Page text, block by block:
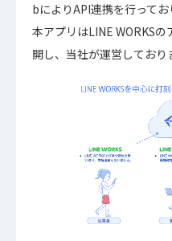
bによりAPI連携を行ってお
本アプリはLINE WORKS
開し、当社が運営しており